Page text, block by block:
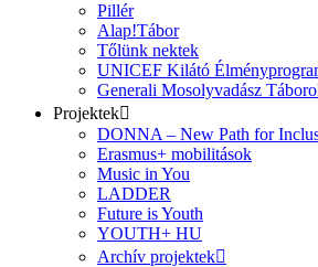
Pillér
Alap!Tábor
Tőlünk nektek
UNICEF Kilátó
Generali Mosolyvadász
Projektek
DONNA – New Path for
Erasmus+ mobilitások
Music in You
LADDER
Future is Youth
YOUTH+ HU
Archív projektek